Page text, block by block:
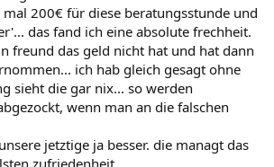
200€ für diese beratungsstunde und
das fand ich eine absolute frechheit.
freund das geld nicht hat und hat dann
ich hab gleich gesagt ohne
sieht die gar nix... so werden
wenn man an die falschen
jetztige ja besser. die managt das
zufriedenheit...